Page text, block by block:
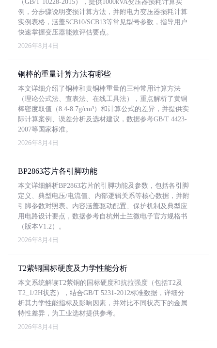
（GB/T 10228-2015），提供1000kVA变压器损耗计算实
例，分步骤说明变损计算方法，并附电力变压器损耗计算
实例表格，涵盖SCB10/SCB13等常见型号参数，指导用户
快速掌握变压器能效评估要点。
2026年8月4日
铜棒的重量计算方法有哪些
本文详细介绍了铜棒和黄铜棒重量的三种常用计算方法
（理论公式法、查表法、在线工具法），重点解析了黄铜
棒密度取值（8.4-8.7g/cm³）和计算公式的差异，并提供实
际计算案例、误差分析及选材建议，数据参考GB/T 4423-
2007等国家标准。
2026年8月4日
BP2863芯片各引脚功能
本文详细解析BP2863芯片的引脚功能及参数，包括各引脚
定义、典型电压/电流值、内部逻辑关系等核心数据，并附
引脚参数对照表。内容涵盖驱动配置、保护机制及典型应
用电路设计要点，数据参考自杭州士兰微电子官方规格书
（版本V1.2）。
2026年8月4日
T2紫铜国标硬度及力学性能分析
本文系统解读T2紫铜的国标硬度和抗拉强度（包括T2及
T2_1/2H状态），结合GB/T 5231-2012标准数据，详细分
析其力学性能指标及影响因素，并对比不同状态下的金属
特性差异，为工业选材提供参考。
2026年8月4日